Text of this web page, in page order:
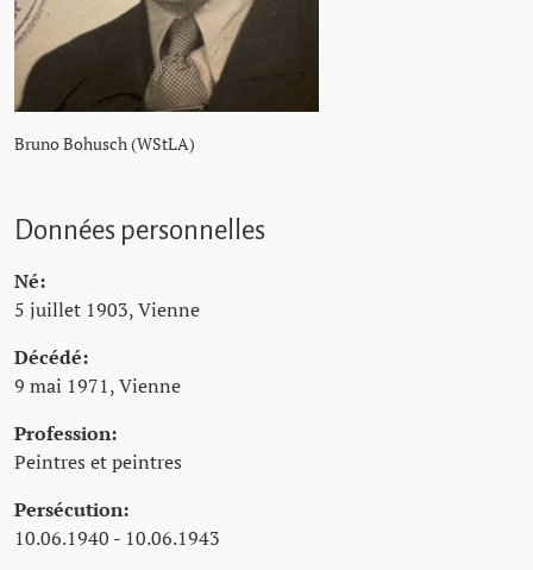
Bruno Bohusch (WStLA)
Données personnelles
Né:
5 juillet 1903, Vienne
Décédé:
9 mai 1971, Vienne
Profession:
Peintres et peintres
Persécution:
10.06.1940 - 10.06.1943